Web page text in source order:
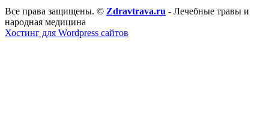
Все права защищены. © Zdravtrava.ru - Лечебные травы и
народная медицина
Хостинг для Wordpress сайтов